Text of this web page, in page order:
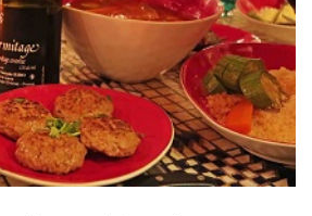
をはじめるために必要なジューを得るた
ず、濾過なし、亜硫酸なしという方法で
新鮮、フルーティーでエレガントなワイ
にしています。 Crozes Hermitage
では純粋なフルーツの味を見つけること
ドウはダイレクトプレス後、アルコール
発酵をするため木樽に入れられます。熟
行われます。（新樽も少しの割合で使用